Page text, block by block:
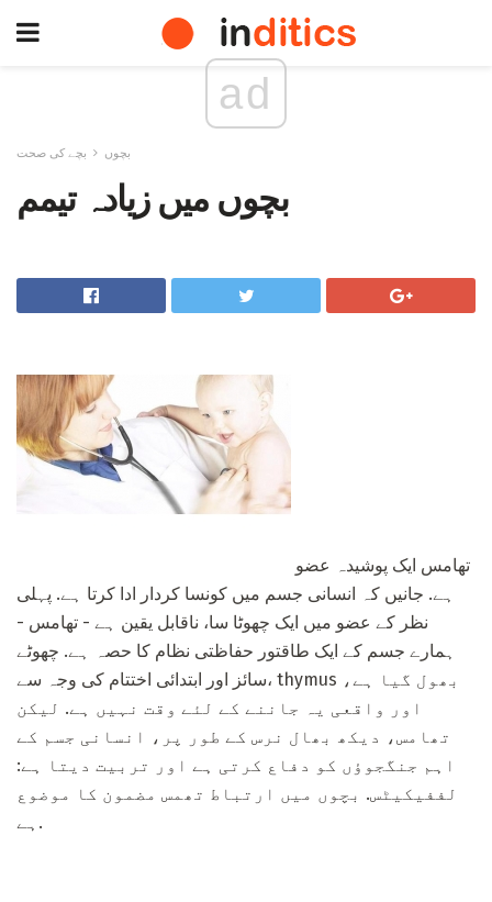
ad
بچوں بچے کی صحت
بچوں میں زیادہ تیمم
ہے. جانیں کہ انسانی جسم میں کونسا کردار ادا کرتا ہے. پہلی
نظر کے عضو میں ایک چھوٹا سا، ناقابل یقین ہے - تھامس -
ہمارے جسم کے ایک طاقتور حفاظتی نظام کا حصہ ہے. چھوٹے
سائز اور ابتدائی اختتام کی وجہ سے، thymus بھول گیا ہے،
اور واقعی یہ جاننے کے لئے وقت نہیں ہے. لیکن
تھامس، دیکھ بھال نرس کے طور پر، انسانی جسم کے
اہم جنگجوؤں کو دفاع کرتی ہے اور تربیت دیتا ہے:
لففیکیٹس. بچوں میں ارتباط تھمس مضمون کا موضوع
ہے.